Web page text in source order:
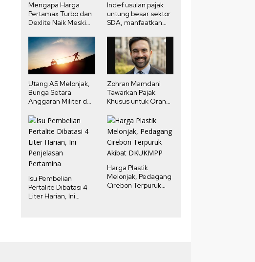
Mengapa Harga
Pertamax Turbo dan
Dexlite Naik Meski
Turun?
Indef usulan pajak
untung besar sektor
SDA, manfaatkan
negara
Utang AS Melonjak,
Bunga Setara
Anggaran Militer dan
Zohran Mamdani
Tawarkan Pajak
Khusus untuk Orang
Fokus pada Properti
Mewah
Isu Pembelian
Pertalite Dibatasi 4
Liter Harian, Ini
Harga Plastik
Melonjak, Pedagang
Cirebon Terpuruk